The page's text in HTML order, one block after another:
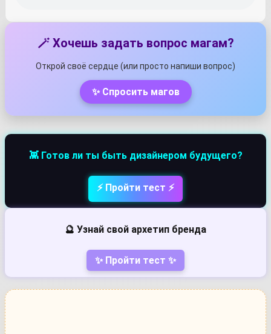
🪄 Хочешь задать вопрос магам?
Открой своё сердце (или просто напиши вопрос)
✨ Спросить магов
👾 Готов ли ты быть дизайнером будущего?
⚡ Пройти тест ⚡
🔮 Узнай свой архетип бренда
✨ Пройти тест ✨